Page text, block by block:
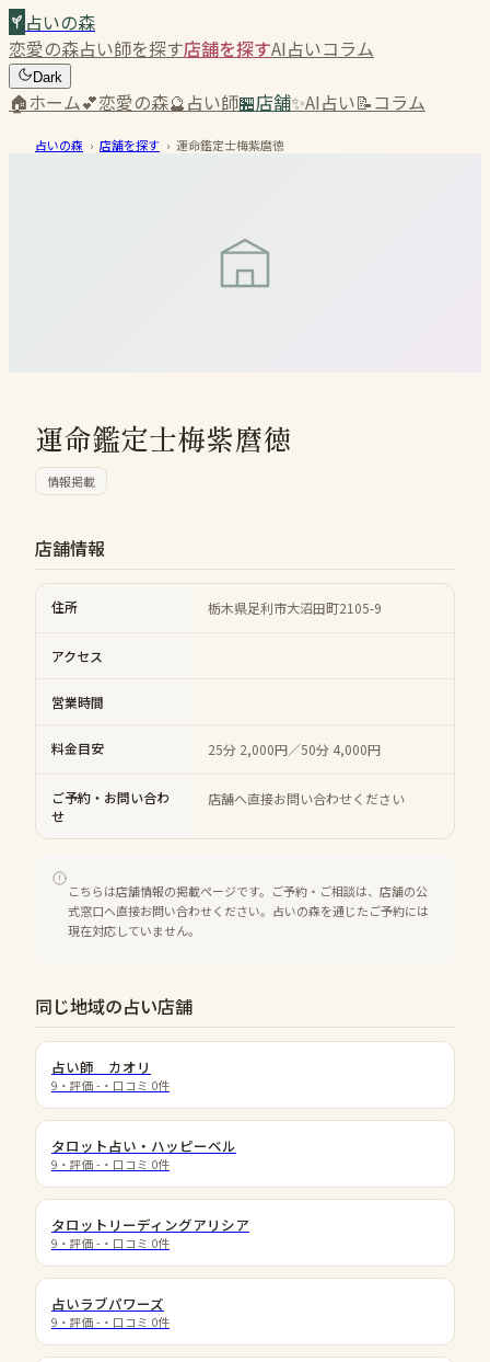
占いの森
恋愛の森占い師を探す店舗を探すAI占いコラム
Dark
🏠ホーム💕恋愛の森🔮占い師🏪店舗✨AI占い📝コラム
占いの森 › 店舗を探す › 運命鑑定士梅紫麿徳
運命鑑定士梅紫麿徳
情報掲載
店舗情報
住所 栃木県足利市大沼田町2105-9
アクセス
営業時間
料金目安 25分 2,000円／50分 4,000円
ご予約・お問い合わ
せ
店舗へ直接お問い合わせください
こちらは店舗情報の掲載ページです。ご予約・ご相談は、店舗の公
式窓口へ直接お問い合わせください。占いの森を通じたご予約には
現在対応していません。
同じ地域の占い店舗
占い師 カオリ
9 ・評価 - ・口コミ 0件
タロット占い・ハッピーベル
9 ・評価 - ・口コミ 0件
タロットリーディングアリシア
9 ・評価 - ・口コミ 0件
占いラブパワーズ
9 ・評価 - ・口コミ 0件